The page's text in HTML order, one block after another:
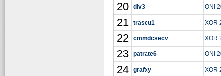
20 div3 ONI
21 traseu1 XOR
22 cmmdcsecv XOR
23 patrate6 ONI
24 grafxy XOR